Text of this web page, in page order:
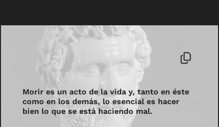
Morir es un acto de la vida y, tanto en éste
como en los demás, lo esencial es hacer
bien lo que se está haciendo mal.